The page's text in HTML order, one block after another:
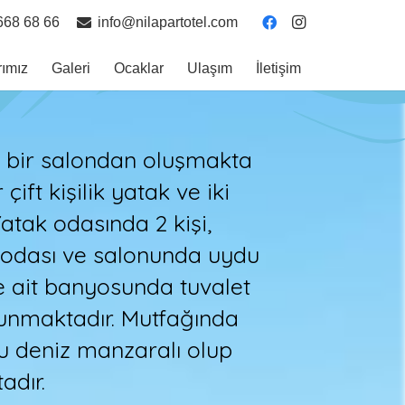
68 66 info@nilapartotel.com
Galeri Ocaklar Ulaşım İletişim
bir salondan oluşmakta
çift kişilik yatak ve iki
odasında 2 kişi,
ve salonunda uydu
ait banyosunda tuvalet
Mutfağında
deniz manzaralı olup